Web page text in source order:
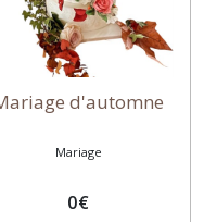
d'automne
Mariage
0€